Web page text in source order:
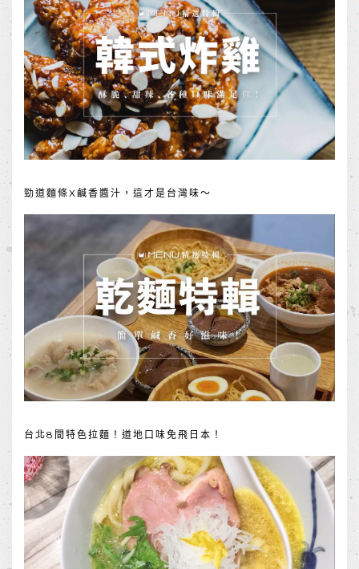
勁道麵條X鹹香醬汁，這才是台灣味～
台北8間特色拉麵！道地口味免飛日本！